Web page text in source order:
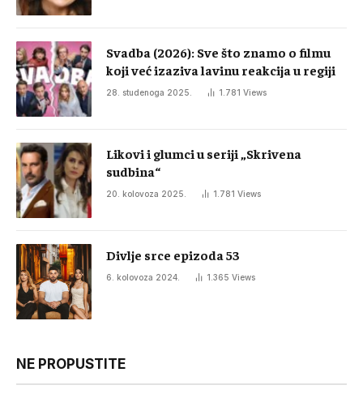
Svadba (2026): Sve što znamo o filmu
koji već izaziva lavinu reakcija u regiji
28. studenoga 2025. 1.781 Views
Likovi i glumci u seriji „Skrivena
sudbina“
20. kolovoza 2025. 1.781 Views
Divlje srce epizoda 53
6. kolovoza 2024. 1.365 Views
NE PROPUSTITE